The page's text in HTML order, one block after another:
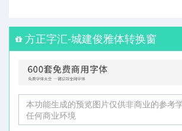
方正字汇-城建俊雅体转换窗